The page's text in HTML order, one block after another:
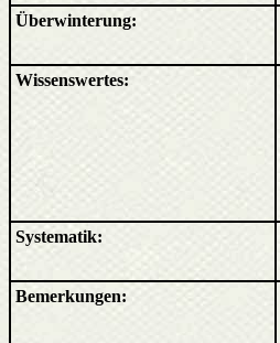
Überwinterung:
Wissenswertes:
Systematik:
Bemerkungen: